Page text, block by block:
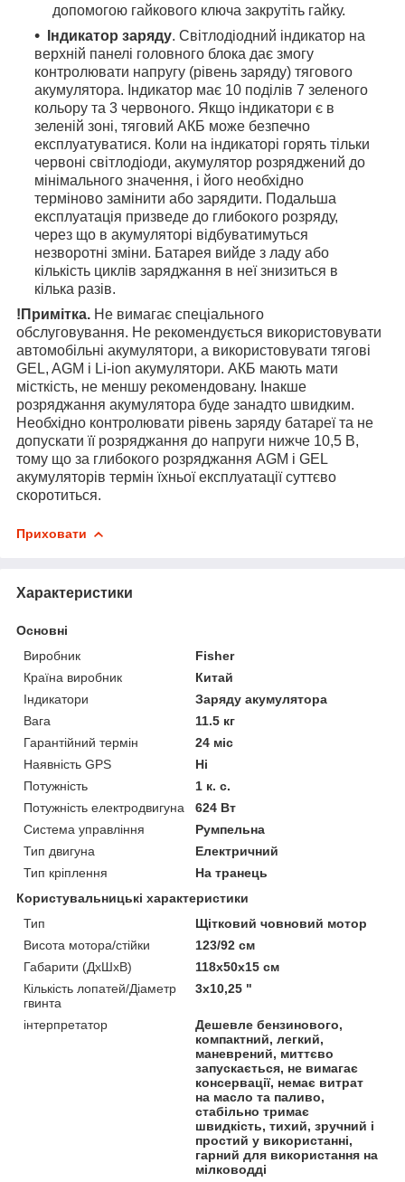
допомогою гайкового ключа закрутіть гайку.
Індикатор заряду. Світлодіодний індикатор на
верхній панелі головного блока дає змогу
контролювати напругу (рівень заряду) тягового
акумулятора. Індикатор має 10 поділів 7 зеленого
кольору та 3 червоного. Якщо індикатори є в
зеленій зоні, тяговий АКБ може безпечно
експлуатуватися. Коли на індикаторі горять тільки
червоні світлодіоди, акумулятор розряджений до
мінімального значення, і його необхідно
терміново замінити або зарядити. Подальша
експлуатація призведе до глибокого розряду,
через що в акумуляторі відбуватимуться
незворотні зміни. Батарея вийде з ладу або
кількість циклів заряджання в неї знизиться в
кілька разів.
!Примітка. Не вимагає спеціального
обслуговування. Не рекомендується використовувати
автомобільні акумулятори, а використовувати тягові
GEL, AGM і Li-ion акумулятори. АКБ мають мати
місткість, не меншу рекомендовану. Інакше
розряджання акумулятора буде занадто швидким.
Необхідно контролювати рівень заряду батареї та не
допускати її розряджання до напруги нижче 10,5 В,
тому що за глибокого розряджання AGM і GEL
акумуляторів термін їхньої експлуатації суттєво
скоротиться.
Приховати
Характеристики
Основні
Виробник
Fisher
Країна виробник
Китай
Індикатори
Заряду акумулятора
Вага
11.5 кг
Гарантійний термін
24 міс
Наявність GPS
Ні
Потужність
1 к. с.
Потужність електродвигуна
624 Вт
Система управління
Румпельна
Тип двигуна
Електричний
Тип кріплення
На транець
Користувальницькі характеристики
Тип
Щітковий човновий мотор
Висота мотора/стійки
123/92 см
Габарити (ДхШхВ)
118х50х15 см
Кількість лопатей/Діаметр
гвинта
3х10,25 "
інтерпретатор
Дешевле бензинового,
компактний, легкий,
маневрений, миттєво
запускається, не вимагає
консервації, немає витрат
на масло та паливо,
стабільно тримає
швидкість, тихий, зручний і
простий у використанні,
гарний для використання на
мілководді